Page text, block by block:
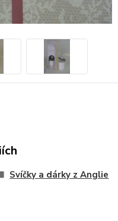
Svíčky a dárky z Anglie